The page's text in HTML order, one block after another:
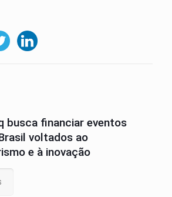
busca financiar eventos
voltados ao
e à inovação